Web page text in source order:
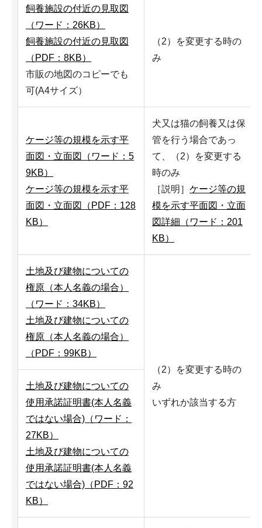
飼養施設の付近の見取図
（ワード：26KB）
飼養施設の付近の見取図
（PDF：8KB）
市販の地図のコピーでも
可(A4サイズ）
（2）を変更する時の
み
ケージ等の規模を示す平
面図・立面図（ワード：5
9KB）
ケージ等の規模を示す平
面図・立面図（PDF：128
KB）
犬又は猫の飼養又は保
管を行う場合であっ
て、（2）を変更する
時のみ
［説明］ ケージ等の規
模を示す平面図・立面
図詳細（ワード：201
KB）
土地及び建物についての
権原（本人名義の場合）
（ワード：34KB）
土地及び建物についての
権原（本人名義の場合）
（PDF：99KB）
（2）を変更する時の
み
いずれか該当する方
土地及び建物についての
使用承諾証明書(本人名義
ではない場合)（ワード：
27KB）
土地及び建物についての
使用承諾証明書(本人名義
ではない場合)（PDF：92
KB）